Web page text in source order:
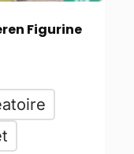
Figurine